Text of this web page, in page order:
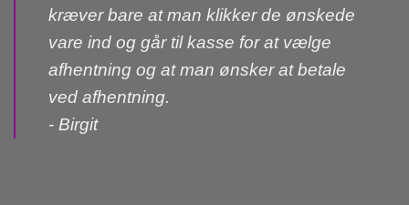
kræver bare at man klikker de ønskede
vare ind og går til kasse for at vælge
afhentning og at man ønsker at betale
ved afhentning.
- Birgit